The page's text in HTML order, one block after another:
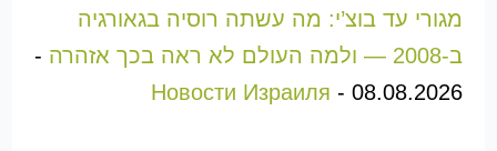
מגורי עד בוצ’י: מה עשתה רוסיה בגאורגיה
ב-2008 — ולמה העולם לא ראה בכך אזהרה
-
08.08.2026
-
Новости Израиля